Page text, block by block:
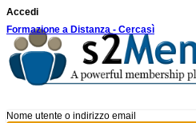
Accedi
Formazione a Distanza - Cercasì
Nome utente o indirizzo email